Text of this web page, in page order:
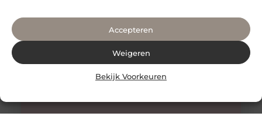
Accepteren
Weigeren
Bekijk Voorkeuren